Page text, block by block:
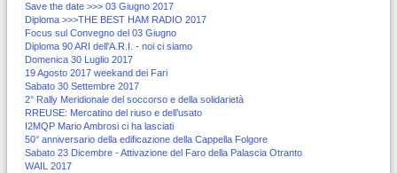
Save the date >>> 03 Giugno 2017
Diploma >>>THE BEST HAM RADIO 2017
Focus sul Convegno del 03 Giugno
Diploma 90 ARI dell'A.R.I. - noi ci siamo
Domenica 30 Luglio 2017
19 Agosto 2017 weekand dei Fari
Sabato 30 Settembre 2017
2° Rally Meridionale del soccorso e della solidarietà
RREUSE: Mercatino del riuso e dell’usato
I2MQP Mario Ambrosi ci ha lasciati
50° anniversario della edificazione della Cappella Folgore
Sabato 23 Dicembre - Attivazione del Faro della Palascia Otranto
WAIL 2017